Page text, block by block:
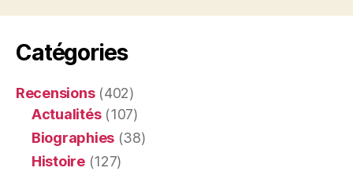
Catégories
Recensions(402)
Actualités(107)
Biographies (38)
Histoire(127)